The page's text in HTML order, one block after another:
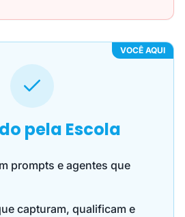
VOCÊ AQUI
pela Escola
prompts e agentes que
capturam, qualificam e